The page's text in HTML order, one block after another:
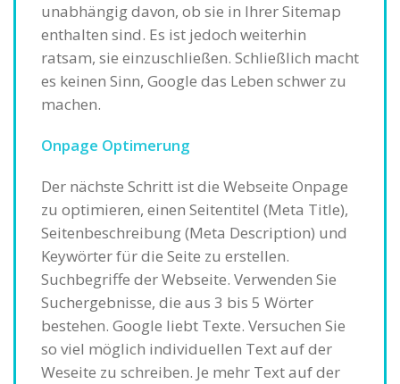
unabhängig davon, ob sie in Ihrer Sitemap
enthalten sind. Es ist jedoch weiterhin
ratsam, sie einzuschließen. Schließlich macht
es keinen Sinn, Google das Leben schwer zu
machen.
Onpage Optimerung
Der nächste Schritt ist die Webseite Onpage
zu optimieren, einen Seitentitel (Meta Title),
Seitenbeschreibung (Meta Description) und
Keywörter für die Seite zu erstellen.
Suchbegriffe der Webseite. Verwenden Sie
Suchergebnisse, die aus 3 bis 5 Wörter
bestehen. Google liebt Texte. Versuchen Sie
so viel möglich individuellen Text auf der
Weseite zu schreiben. Je mehr Text auf der